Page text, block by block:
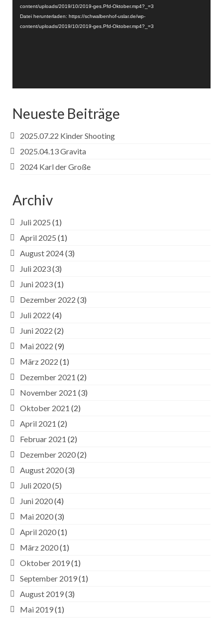
content/uploads/2019/10/2019-ges.Pfd-Oktober.mp4?_=3
Datei herunterladen: https://schwalbenhof-uslar.de/wp-
content/uploads/2019/10/2019-ges.Pfd-Oktober.mp4?_=3
Neueste Beiträge
2025.07.22 Kinder Shooting
2025.04.13 Gravita
2024 Karl der Große
Archiv
Juli 2025 (1)
April 2025 (1)
August 2024(3)
Juli 2023(3)
Juni 2023(1)
Dezember 2022 (3)
Juli 2022 (4)
Juni 2022 (2)
Mai 2022 (9)
März 2022 (1)
Dezember 2021 (2)
November 2021 (3)
Oktober 2021 (2)
April 2021 (2)
Februar 2021 (2)
Dezember 2020(2)
August 2020(3)
Juli 2020(5)
Juni 2020(4)
Mai 2020(3)
April 2020(1)
März 2020(1)
Oktober 2019(1)
September 2019(1)
August 2019(3)
Mai 2019(1)